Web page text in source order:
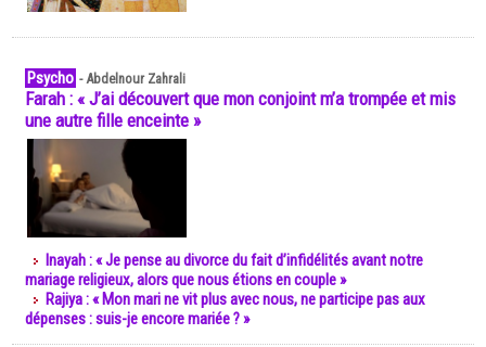
Psycho -Abdelnour Zahrali
Farah : « J’ai découvert que mon conjoint m’a trompée et mis
une autre fille enceinte »
Inayah : « Je pense au divorce du fait d’infidélités avant notre
mariage religieux, alors que nous étions en couple »
Rajiya : « Mon mari ne vit plus avec nous, ne participe pas aux
dépenses : suis-je encore mariée ? »